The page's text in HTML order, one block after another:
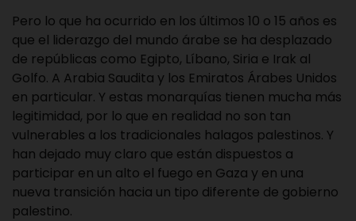
Pero lo que ha ocurrido en los últimos 10 o 15 años es
que el liderazgo del mundo árabe se ha desplazado
de repúblicas como Egipto, Líbano, Siria e Irak al
Golfo. A Arabia Saudita y los Emiratos Árabes Unidos
en particular. Y estas monarquías tienen mucha más
legitimidad, por lo que en realidad no son tan
vulnerables a los tradicionales halagos palestinos. Y
han dejado muy claro que están dispuestos a
participar en un alto el fuego en Gaza y en una
nueva transición hacia un tipo diferente de gobierno
palestino.